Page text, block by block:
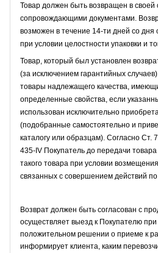
Товар должен быть возвращен в своей
сопровождающими документами.
возможен в течение 14-ти дней со дня
при условии целостности упаковки и
Товар, который был установлен
(за исключением гарантийных
товары надлежащего качества,
определенные свойства, если
использован исключительно
(подобранные самостоятельно и
каталогу или образцам). Согласно
435-IV Покупатель до передачи товара
такого товара при условии
связанных с совершением действий по
Возврат должен быть согласован с
осуществляет выезд к Покупателю
положительном решении о приеме к
информирует клиента, каким